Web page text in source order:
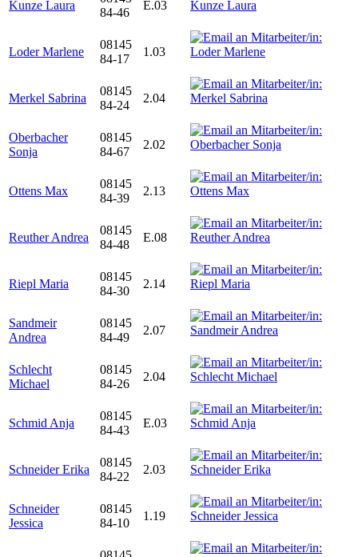
Kunze Laura
84-46
E.03
Loder Marlene
08145
84-17
1.03
Merkel Sabrina
08145
84-24
2.04
Oberbacher
Sonja
08145
84-67
2.02
Ottens Max
08145
84-39
2.13
Reuther Andrea
08145
84-48
E.08
Riepl Maria
08145
84-30
2.14
Sandmeir
Andrea
08145
84-49
2.07
Schlecht
Michael
08145
84-26
2.04
Schmid Anja
08145
84-43
E.03
Schneider Erika
08145
84-22
2.03
Schneider
Jessica
08145
84-10
1.19